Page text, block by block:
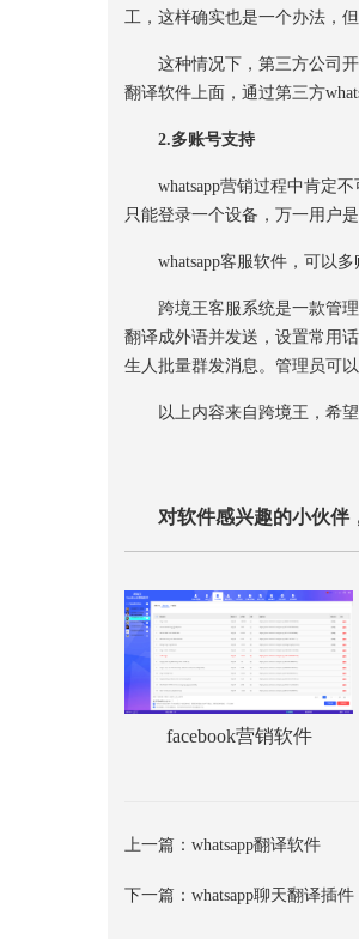
工，这样确实也是一个办法，
这种情况下，第三方公司开
翻译软件上面，通过第三方
2.多账号支持
whatsapp营销过程中肯定不
只能登录一个设备，万一用户
whatsapp客服软件，可以多
跨境王客服系统是一款管理
翻译成外语并发送，设置常用
生人批量群发消息。管理员可
以上内容来自跨境王，希望
对软件感兴趣的小伙伴
facebook营销软件
上一篇：whatsapp翻译软件
下一篇：whatsapp聊天翻译插件